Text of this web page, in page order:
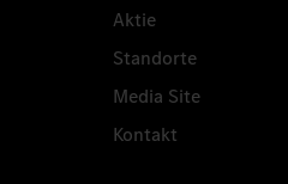
Aktie
Standorte
Media Site
Kontakt